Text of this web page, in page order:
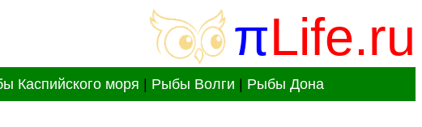
πLife.ru
Каспийского моря Рыбы Волги Рыбы Дона